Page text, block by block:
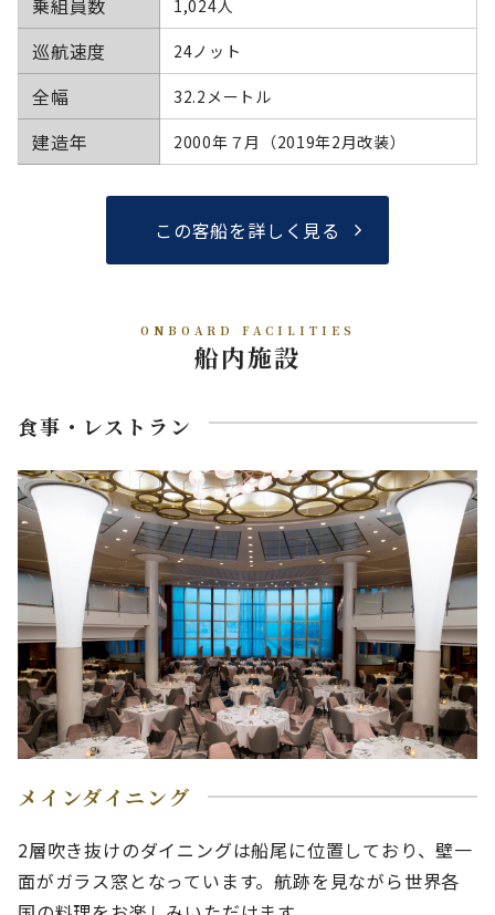
1,024人
巡航速度 24ノット
全幅 32.2メートル
建造年 2000年７月（2019年2月改装）
この客船を詳しく見る
ONBOARD FACILITIES
船内施設
食事・レストラン
メインダイニング
2層吹き抜けのダイニングは船尾に位置しており、壁一
面がガラス窓となっています。航跡を見ながら世界各